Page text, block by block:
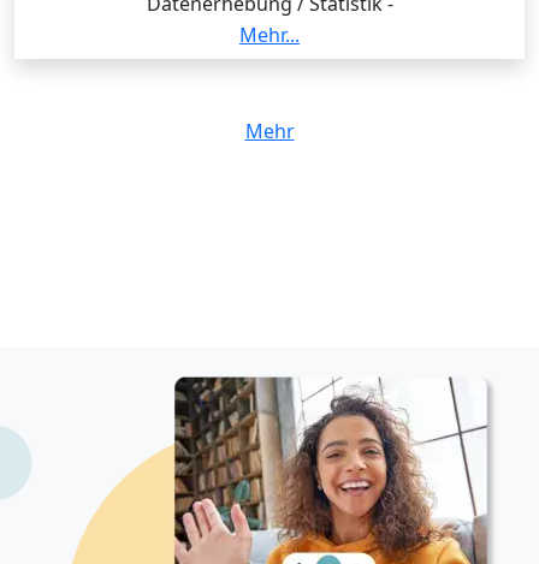
wirtschaftspsychologische Forschungsprojekte -
empirisches Projekt / data science -
und Evaluationsmethoden Als Dozent umfassen
meine Arbeitsinhalte die Vermittlung zentraler
wobei ich Studierende in grundlegende und
fortgeschrittene quantitative Auswertungsverfahren
einführe und sie im Umgang mit statistischer
Software anleite. Im Modul
wirtschaftspsychologische Forschungsprojekte
begleite ich Studierende bei der Entwicklung und
Umsetzung eigener empirischer Fragestellungen, von
Mehr...
Mehr